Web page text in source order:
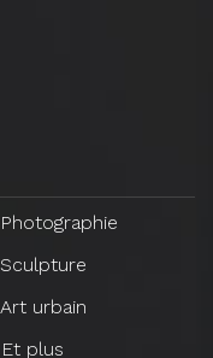
Photographie
Sculpture
Art urbain
Et plus